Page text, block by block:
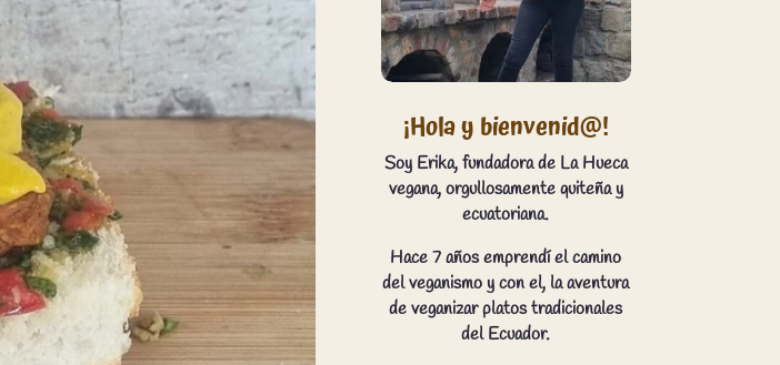
¡Hola y bienvenid@!
Soy Erika, fundadora de La Hueca
vegana, orgullosamente quiteña y
ecuatoriana.
Hace 7 años emprendí el camino
del veganismo y con el, la aventura
de veganizar platos tradicionales
del Ecuador.